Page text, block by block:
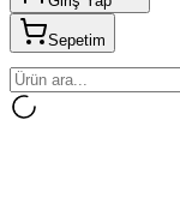
Sepetim